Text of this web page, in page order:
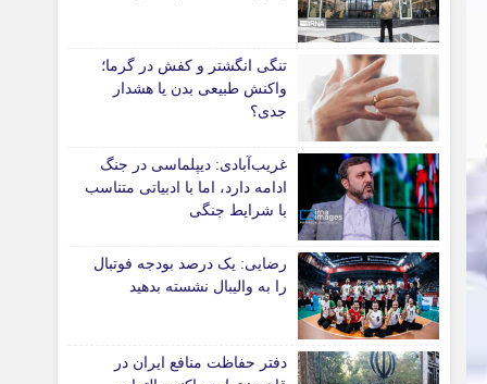
دانشگاه
آموزش و پرورش
بهداشت و درمان
سبک زندگی
حوادث، انتظامی
شهری و رفاهی
شهرداری و شورای شهر
*ماناسپهر
اطلاعیه
تنگی انگشتر و کفش در گرما؛
واکنش طبیعی بدن یا هشدار
جدی؟
غریب‌آبادی: دیپلماسی در جنگ
ادامه دارد، اما با ادبیاتی متناسب
با شرایط جنگی
رضایی: یک درصد بودجه فوتبال
را به والیبال نشسته بدهید
دفتر حفاظت منافع ایران در